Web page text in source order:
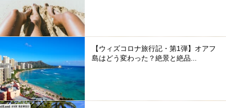
【ウィズコロナ旅行記・第1弾】オアフ
島はどう変わった？絶景と絶品...